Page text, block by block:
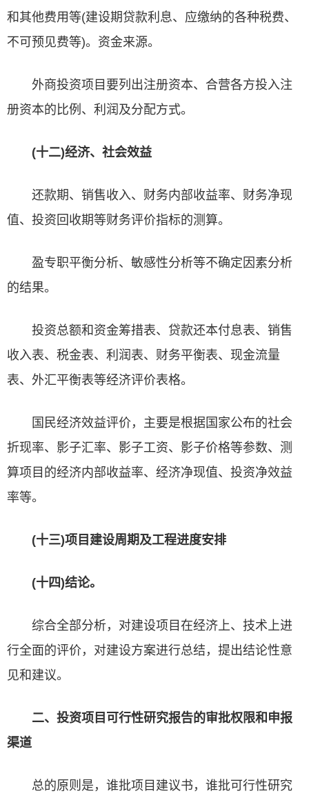
和其他费用等(建设期贷款利息、应缴纳的各种税费、
不可预见费等)。资金来源。
外商投资项目要列出注册资本、合营各方投入注
册资本的比例、利润及分配方式。
(十二)经济、社会效益
还款期、销售收入、财务内部收益率、财务净现
值、投资回收期等财务评价指标的测算。
盈专职平衡分析、敏感性分析等不确定因素分析
的结果。
投资总额和资金筹措表、贷款还本付息表、销售
收入表、税金表、利润表、财务平衡表、现金流量
表、外汇平衡表等经济评价表格。
国民经济效益评价，主要是根据国家公布的社会
折现率、影子汇率、影子工资、影子价格等参数、测
算项目的经济内部收益率、经济净现值、投资净效益
率等。
(十三)项目建设周期及工程进度安排
(十四)结论。
综合全部分析，对建设项目在经济上、技术上进
行全面的评价，对建设方案进行总结，提出结论性意
见和建议。
二、投资项目可行性研究报告的审批权限和申报
渠道
总的原则是，谁批项目建议书，谁批可行性研究